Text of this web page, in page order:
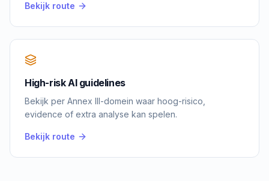
Bekijk route
High-risk AI guidelines
Bekijk per Annex III-domein waar hoog-risico,
evidence of extra analyse kan spelen.
Bekijk route